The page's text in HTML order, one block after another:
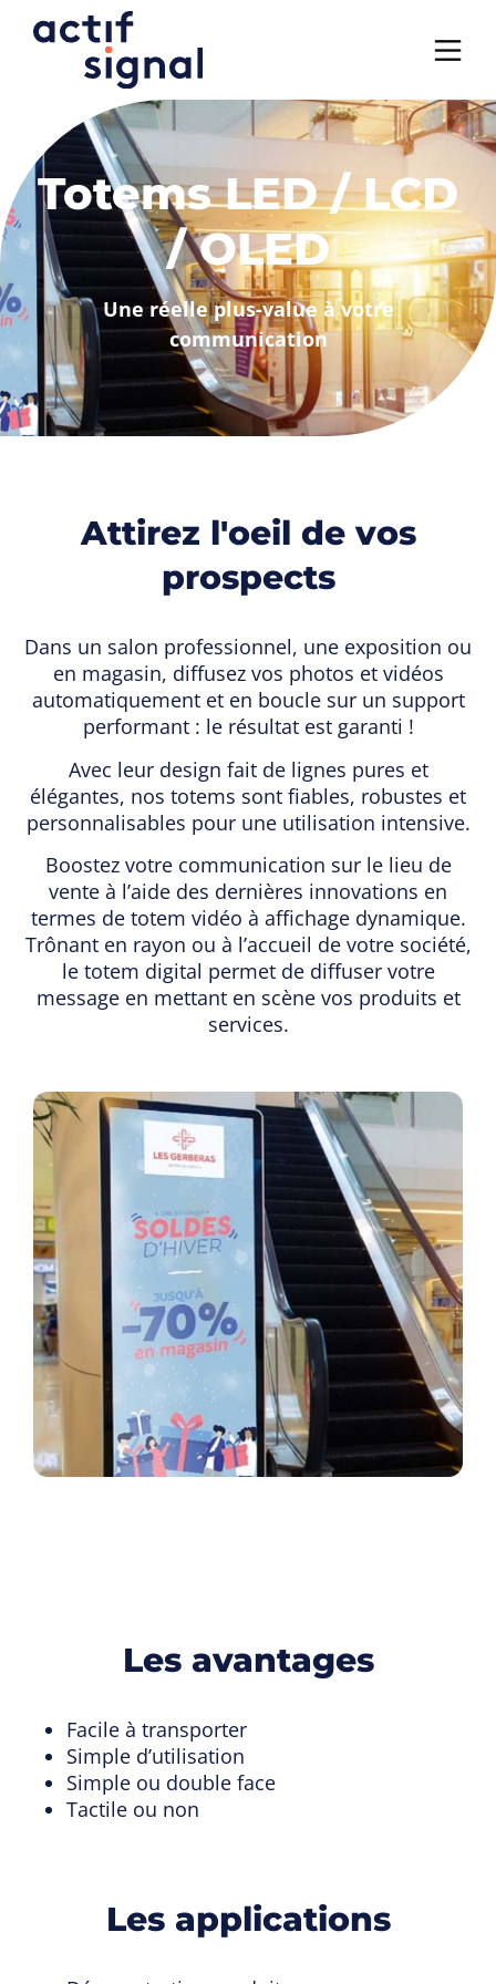
Totems LED / LCD
/ OLED
Une réelle plus-value à votre
communication
Attirez l'oeil de vos
prospects
Dans un salon professionnel, une exposition ou
en magasin, diffusez vos photos et vidéos
automatiquement et en boucle sur un support
performant : le résultat est garanti !
Avec leur design fait de lignes pures et
élégantes, nos totems sont fiables, robustes et
personnalisables pour une utilisation intensive.
Boostez votre communication sur le lieu de
vente à l’aide des dernières innovations en
termes de totem vidéo à affichage dynamique.
Trônant en rayon ou à l’accueil de votre société,
le totem digital permet de diffuser votre
message en mettant en scène vos produits et
services.
Les avantages
Facile à transporter
Simple d’utilisation
Simple ou double face
Tactile ou non
Les applications
Panneau de gestion des cookies